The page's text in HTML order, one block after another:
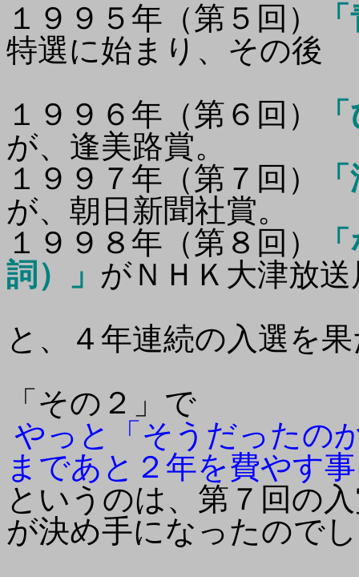
１９９５年（第５回）
特選に始まり、その後
１９９６年（第６回）
が、逢美路賞。
１９９７年（第７回）
が、朝日新聞社賞。
１９９８年（第８回）
詞）」 がＮＨＫ大津放
と、４年連続の入選を
「その２」で
やっと「そうだったの
まであと２年を費やす
というのは、第７回の
が決め手になったので